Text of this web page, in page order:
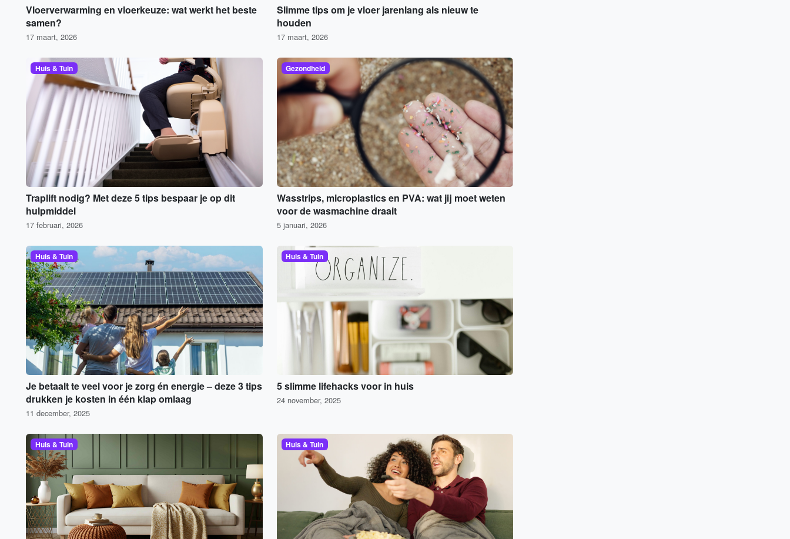
Vloerverwarming en vloerkeuze: wat werkt het beste
samen?
17 maart, 2026
Slimme tips om je vloer jarenlang als nieuw te
houden
17 maart, 2026
Huis & Tuin
Traplift nodig? Met deze 5 tips bespaar je op dit
hulpmiddel
17 februari, 2026
Gezondheid
Wasstrips, microplastics en PVA: wat jij moet weten
voor de wasmachine draait
5 januari, 2026
Huis & Tuin
Je betaalt te veel voor je zorg én energie – deze 3 tips
drukken je kosten in één klap omlaag
11 december, 2025
Huis & Tuin
5 slimme lifehacks voor in huis
24 november, 2025
Huis & Tuin Huis & Tuin